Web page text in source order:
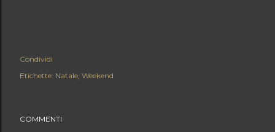
Condividi
Etichette: Natale Weekend
COMMENTI